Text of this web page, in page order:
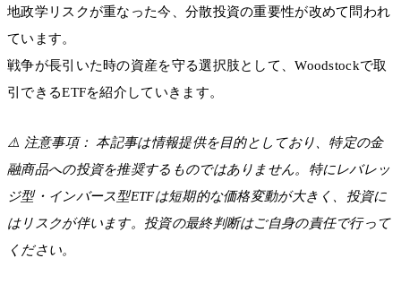
地政学リスクが重なった今、分散投資の重要性が改めて問われ
ています。
戦争が長引いた時の資産を守る選択肢として、Woodstockで取
引できるETFを紹介していきます。
⚠️ 注意事項： 本記事は情報提供を目的としており、特定の金
融商品への投資を推奨するものではありません。特にレバレッ
ジ型・インバース型ETFは短期的な価格変動が大きく、投資に
はリスクが伴います。投資の最終判断はご自身の責任で行って
ください。